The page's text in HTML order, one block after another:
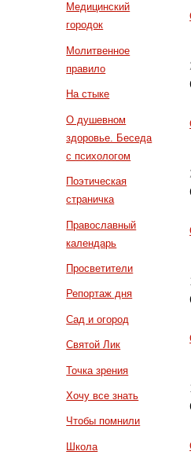
Медицинский
городок
Молитвенное
правило
На стыке
О душевном
здоровье. Беседа
с психологом
Поэтическая
страничка
Православный
календарь
Просветители
Репортаж дня
Сад и огород
Святой Лик
Точка зрения
Хочу все знать
Чтобы помнили
Школа